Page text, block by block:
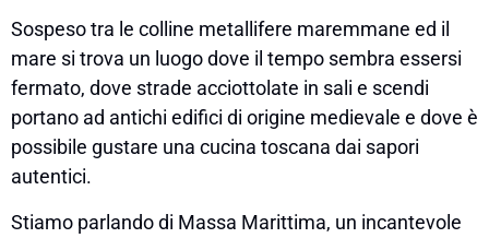
Sospeso tra le colline metallifere maremmane ed il
mare si trova un luogo dove il tempo sembra essersi
fermato, dove strade acciottolate in sali e scendi
portano ad antichi edifici di origine medievale e dove è
possibile gustare una cucina toscana dai sapori
autentici.
Stiamo parlando di Massa Marittima, un incantevole